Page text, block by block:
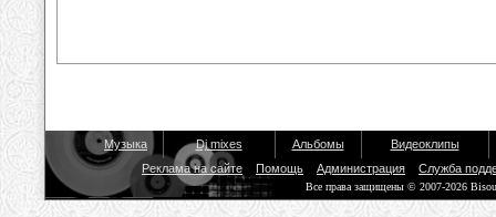
Музыка Dj mixes Альбомы
Видеоклипы
Реклама на сайте
Помощь Администрация Служба
Все права защищены © 2007-2026